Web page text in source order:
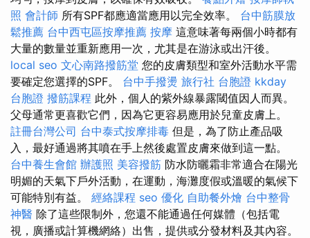
照 會計師 所有SPF都應適當應用以完全效率。 台中筋膜放
鬆推薦 台中西屯區按摩推薦 按摩 這意味著每兩個小時都有
大量的數量並重新應用一次，尤其是在游泳或出汗後。
local seo 文心南路撥筋堂 您的皮膚類型和室外活動水平需
要確定您選擇的SPF。 台中手撥燙 旅行社 台胞證 kkday
台胞證 撥筋課程 此外，個人的紫外線暴露閾值因人而異。
父母通常更喜歡它們，因為它更容易應用於兒童皮膚上。
註冊台灣公司 台中泰式按摩排毒 但是，為了防止產品吸
入，最好通過將其噴在手上然後處置皮膚來做到這一點。
台中養生會館 辦護照 美容撥筋 防水防曬霜非常適合在陽光
明媚的天氣下戶外活動，在運動，海灘度假或溫暖的氣候下
可能特別有益。 經絡課程 seo 優化 自助餐外燴 台中整骨
神醫 除了這些限制外，您還不能通過任何媒體（包括電
視，廣播或計算機網絡）出售，提供或分發材料及其內容。